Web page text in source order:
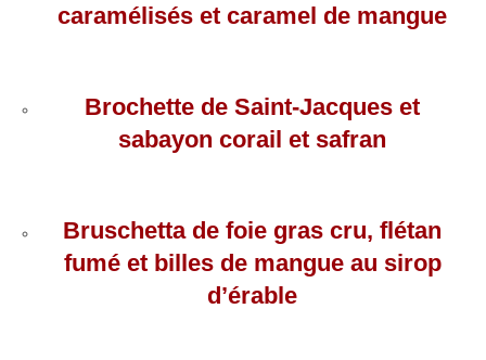
caramélisés et caramel de mangue
Brochette de Saint-Jacques et
sabayon corail et safran
Bruschetta de foie gras cru, flétan
fumé et billes de mangue au sirop
d’érable